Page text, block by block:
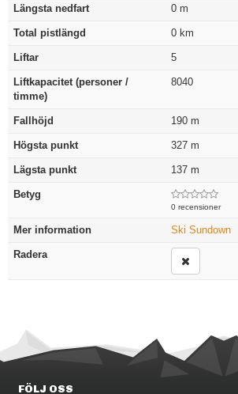
Längsta nedfart 0 m
Total pistlängd 0 km
Liftar 5
Liftkapacitet (personer /
timme)
8040
Fallhöjd 190 m
Högsta punkt 327 m
Lägsta punkt 137 m
Betyg
0 recensioner
Mer information Ski Sundown
Radera
FÖLJ OSS